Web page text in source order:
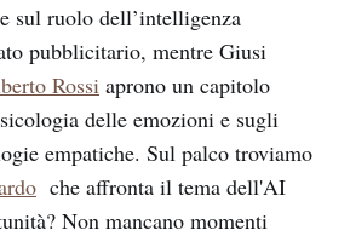
sul ruolo dell’intelligenza
pubblicitario, mentre Giusi
Rossi aprono un capitolo
delle emozioni e sugli
empatiche. Sul palco troviamo
che affronta il tema dell'AI
Non mancano momenti